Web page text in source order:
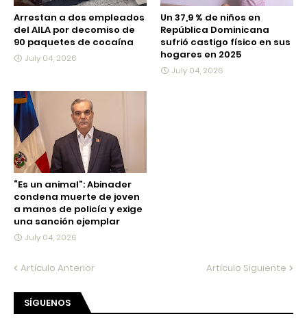
Arrestan a dos empleados
del AILA por decomiso de
90 paquetes de cocaína
July 04, 2026
Un 37,9 % de niños en
República Dominicana
sufrió castigo físico en sus
hogares en 2025
July 04, 2026
“Es un animal”: Abinader
condena muerte de joven
a manos de policía y exige
una sanción ejemplar
July 04, 2026
Artículo Anterior Artículo Siguiente
SÍGUENOS